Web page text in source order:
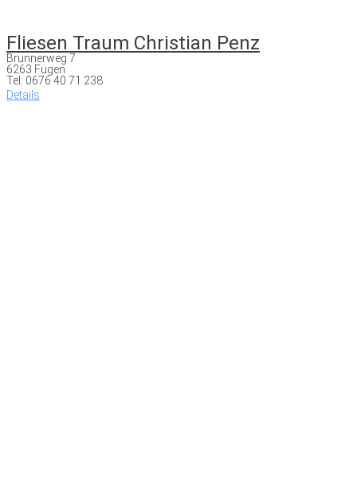
Fliesen Traum Christian Penz
Brunnerweg 7
6263 Fügen
Tel: 0676 40 71 238
Details